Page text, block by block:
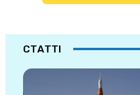
СТАТТІ